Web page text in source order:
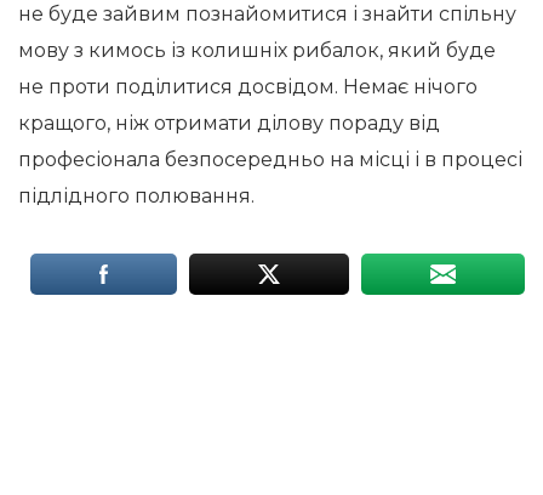
не буде зайвим познайомитися і знайти спільну
мову з кимось із колишніх рибалок, який буде
не проти поділитися досвідом. Немає нічого
кращого, ніж отримати ділову пораду від
професіонала безпосередньо на місці і в процесі
підлідного полювання.